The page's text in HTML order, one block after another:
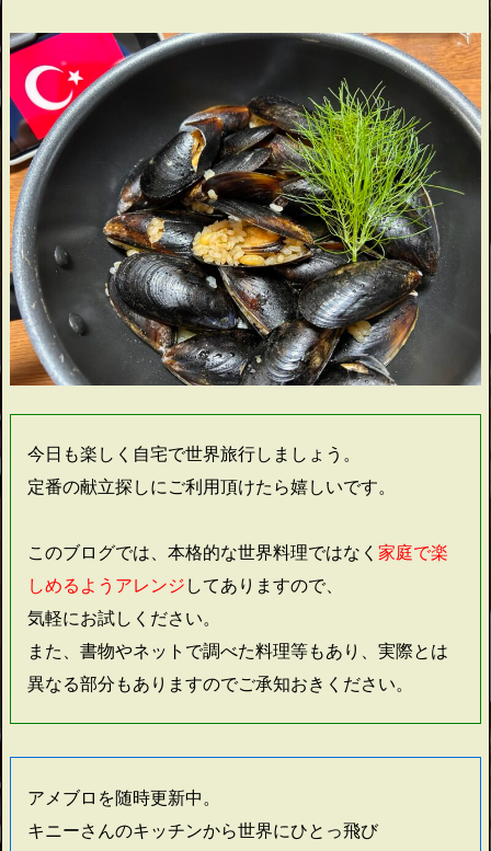
今日も楽しく自宅で世界旅行しましょう。
定番の献立探しにご利用頂けたら嬉しいです。
このブログでは、本格的な世界料理ではなく 家庭で楽
しめるようアレンジ してありますので、
気軽にお試しください。
また、書物やネットで調べた料理等もあり、実際とは
異なる部分もありますのでご承知おきください。
アメブロを随時更新中。
キニーさんのキッチンから世界にひとっ飛び